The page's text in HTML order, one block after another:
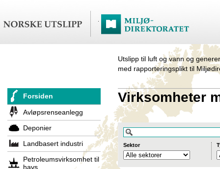
Utslipp til luft og vann og
med rapporteringsplikt til
Forsiden
Avløpsrenseanlegg
Deponier
Landbasert industri
Petroleumsvirksomhet til
havs
Virksomheter
Sektor